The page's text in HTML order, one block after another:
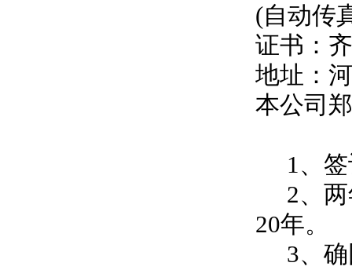
(自动传
证书：
地址：
本公司
1、签
2、两
20年。
3、确